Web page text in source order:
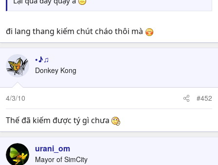
đi lang thang kiếm chút cháo thôi mà
•♪♫
Donkey Kong
4/3/10 #452
Thế đã kiếm được tý gì chưa
urani_om
Mayor of SimCity